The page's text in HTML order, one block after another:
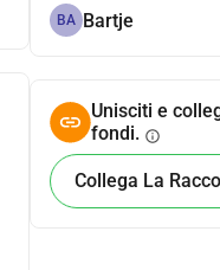
BA Bartje
Unisciti e
fondi. info
Collega La